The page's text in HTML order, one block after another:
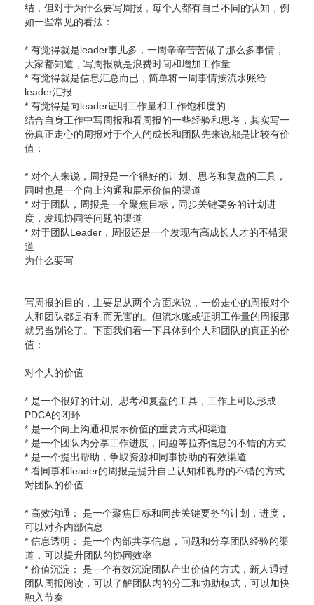
结，但对于为什么要写周报，每个人都有自己不同的认知，例
如一些常见的看法：
* 有觉得就是leader事儿多，一周辛辛苦苦做了那么多事情，
大家都知道，写周报就是浪费时间和增加工作量
* 有觉得就是信息汇总而已，简单将一周事情按流水账给
leader汇报
* 有觉得是向leader证明工作量和工作饱和度的
结合自身工作中写周报和看周报的一些经验和思考，其实写一
份真正走心的周报对于个人的成长和团队先来说都是比较有价
值：
* 对个人来说，周报是一个很好的计划、思考和复盘的工具，
同时也是一个向上沟通和展示价值的渠道
* 对于团队，周报是一个聚焦目标，同步关键要务的计划进
度，发现协同等问题的渠道
* 对于团队Leader，周报还是一个发现有高成长人才的不错渠
道
为什么要写
写周报的目的，主要是从两个方面来说，一份走心的周报对个
人和团队都是有利而无害的。但流水账或证明工作量的周报那
就另当别论了。下面我们看一下具体到个人和团队的真正的价
值：
对个人的价值
* 是一个很好的计划、思考和复盘的工具，工作上可以形成
PDCA的闭环
* 是一个向上沟通和展示价值的重要方式和渠道
* 是一个团队内分享工作进度，问题等拉齐信息的不错的方式
* 是一个提出帮助，争取资源和同事协助的有效渠道
* 看同事和leader的周报是提升自己认知和视野的不错的方式
对团队的价值
* 高效沟通： 是一个聚焦目标和同步关键要务的计划，进度，
可以对齐内部信息
* 信息透明： 是一个内部共享信息，问题和分享团队经验的渠
道，可以提升团队的协同效率
* 价值沉淀： 是一个有效沉淀团队产出价值的方式，新人通过
团队周报阅读，可以了解团队内的分工和协助模式，可以加快
融入节奏